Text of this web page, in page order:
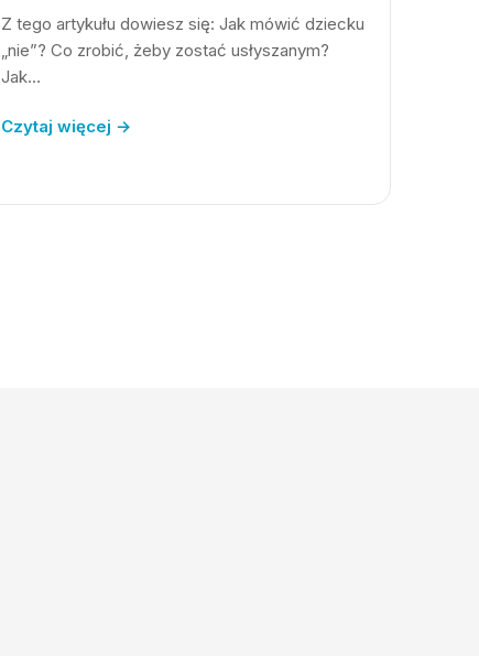
Z tego artykułu dowiesz się: Jak mówić dziecku
„nie”? Co zrobić, żeby zostać usłyszanym?
Jak…
Czytaj więcej →